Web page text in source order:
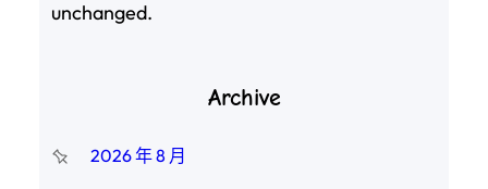
unchanged.
Archive
2026 年 8 月